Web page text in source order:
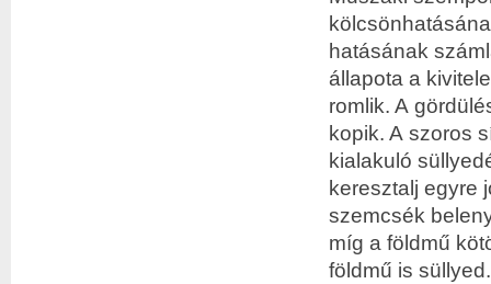
hatásának
állapota a
romlik. A
kopik. A szoros
kialakuló
keresztalj egyre
szemcsék
míg a földmű
földmű is